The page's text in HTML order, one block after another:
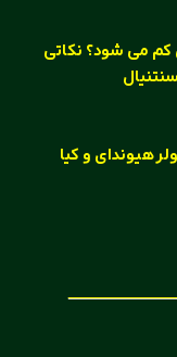
کم می شود؟ نکاتی
هیوندای و کیا